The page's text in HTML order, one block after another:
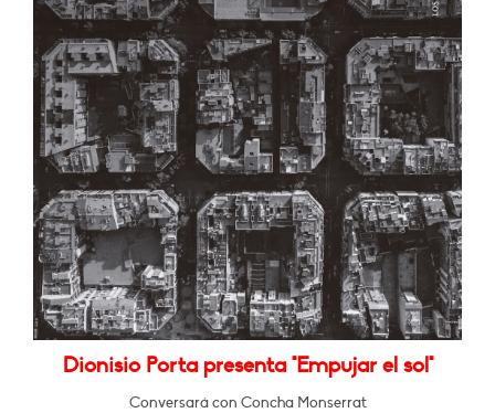
Dionisio Porta presenta "Empujar el sol"
Conversará con Concha Monserrat